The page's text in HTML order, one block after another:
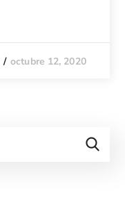
octubre 12, 2020